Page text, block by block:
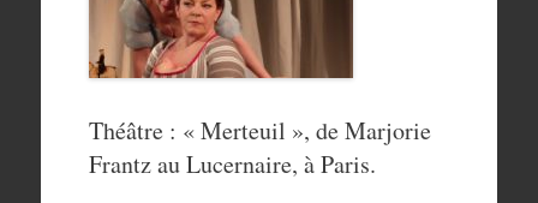
Théâtre : « Merteuil », de Marjorie
Frantz au Lucernaire, à Paris.